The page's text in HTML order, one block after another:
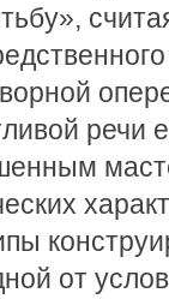
речи
от